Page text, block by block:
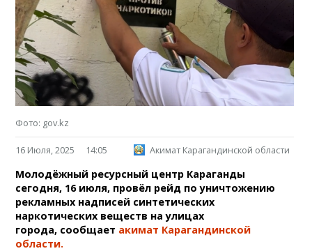
Фото: gov.kz
16 Июля, 2025 14:05 Акимат Карагандинской области
Молодёжный ресурсный центр Караганды
сегодня, 16 июля, провёл рейд по уничтожению
рекламных надписей синтетических
наркотических веществ на улицах
города, сообщает акимат Карагандинской
области.